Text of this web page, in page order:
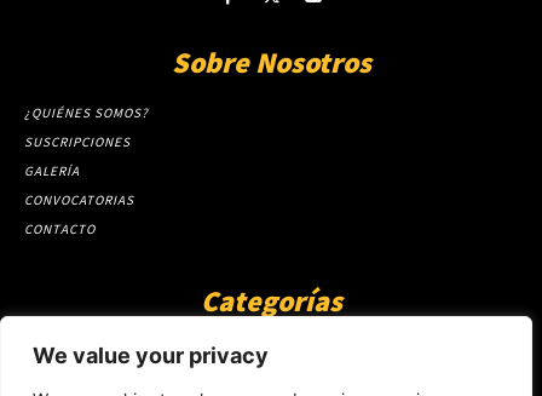
We value your privacy
Sobre Nosotros
¿QUIÉNES SOMOS?
SUSCRIPCIONES
GALERÍA
CONVOCATORIAS
CONTACTO
Categorías
ARTÍCULOS
GUANTE DE SEDA